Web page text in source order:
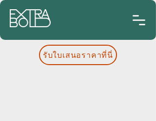
รับใบเสนอราคาที่นี่